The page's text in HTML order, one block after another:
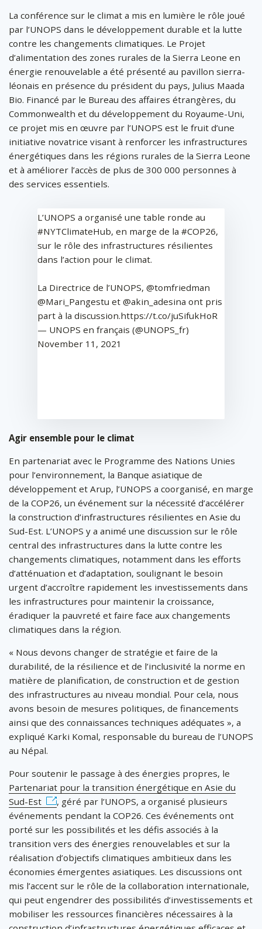
La conférence sur le climat a mis en lumière le rôle joué
par l’UNOPS dans le développement durable et la lutte
contre les changements climatiques. Le Projet
d’alimentation des zones rurales de la Sierra Leone en
énergie renouvelable a été présenté au pavillon sierra-
léonais en présence du président du pays, Julius Maada
Bio. Financé par le Bureau des affaires étrangères, du
Commonwealth et du développement du Royaume-Uni,
ce projet mis en œuvre par l’UNOPS est le fruit d’une
initiative novatrice visant à renforcer les infrastructures
énergétiques dans les régions rurales de la Sierra Leone
et à améliorer l’accès de plus de 300 000 personnes à
des services essentiels.
L’UNOPS a organisé une table ronde au
#NYTClimateHub, en marge de la #COP26,
sur le rôle des infrastructures résilientes
dans l’action pour le climat.
La Directrice de l’UNOPS, @tomfriedman
@Mari_Pangestu et @akin_adesina ont pris
part à la discussion.https://t.co/juSifukHoR
— UNOPS en français (@UNOPS_fr)
November 11, 2021
Agir ensemble pour le climat
En partenariat avec le Programme des Nations Unies
pour l’environnement, la Banque asiatique de
développement et Arup, l’UNOPS a coorganisé, en marge
de la COP26, un événement sur la nécessité d’accélérer
la construction d’infrastructures résilientes en Asie du
Sud-Est. L’UNOPS y a animé une discussion sur le rôle
central des infrastructures dans la lutte contre les
changements climatiques, notamment dans les efforts
d’atténuation et d’adaptation, soulignant le besoin
urgent d’accroître rapidement les investissements dans
les infrastructures pour maintenir la croissance,
éradiquer la pauvreté et faire face aux changements
climatiques dans la région.
« Nous devons changer de stratégie et faire de la
durabilité, de la résilience et de l’inclusivité la norme en
matière de planification, de construction et de gestion
des infrastructures au niveau mondial. Pour cela, nous
avons besoin de mesures politiques, de financements
ainsi que des connaissances techniques adéquates », a
expliqué Karki Komal, responsable du bureau de l’UNOPS
au Népal.
Pour soutenir le passage à des énergies propres, le
Partenariat pour la transition énergétique en Asie du
Sud-Est
, géré par l’UNOPS, a organisé plusieurs
événements pendant la COP26. Ces événements ont
porté sur les possibilités et les défis associés à la
transition vers des énergies renouvelables et sur la
réalisation d’objectifs climatiques ambitieux dans les
économies émergentes asiatiques. Les discussions ont
mis l’accent sur le rôle de la collaboration internationale,
qui peut engendrer des possibilités d’investissements et
mobiliser les ressources financières nécessaires à la